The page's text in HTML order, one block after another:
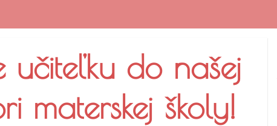
učiteľku do našej
materskej školy!